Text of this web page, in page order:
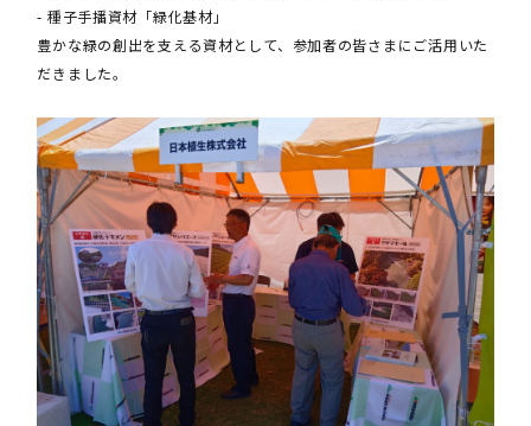
- 種子手播資材「緑化基材」
豊かな緑の創出を支える資材として、参加者の皆さまにご活用いた
だきました。